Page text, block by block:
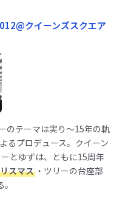
クイーンズスクエア
のテーマは実り～15年の軌
るプロデュース。クイーン
とゆずは、ともに15周年
スマス・ツリーの台座部